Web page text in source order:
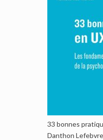
33 bonnes
Danthon